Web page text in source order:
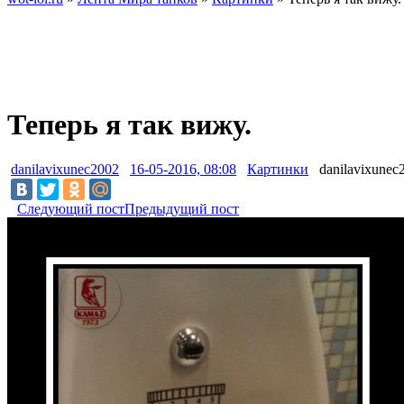
Теперь я так вижу.
danilavixunec2002 16-05-2016, 08:08 Картинки
Следующий постПредыдущий пост